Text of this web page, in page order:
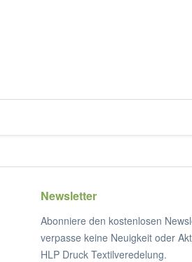
Newsletter
Abonniere den kostenlosen
verpasse keine Neuigkeit oder
HLP Druck Textilveredelung.